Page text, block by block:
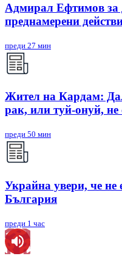
Адмирал Ефтимов
преднамерени
преди 27 мин
Жител на Кардам:
рак, или туй-онуй,
преди 50 мин
Украйна увери, че
България
преди 1 час